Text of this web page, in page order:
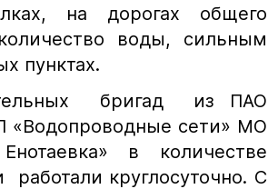
на дорогах общего
воды, сильным
пунктах.
бригад из ПАО
«Водопроводные сети» МО
в количестве
круглосуточно. С